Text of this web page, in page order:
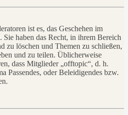
ist es, das Geschehen im
Sie haben das Recht, in ihrem Bereich
zu löschen und Themen zu schließen,
und zu teilen. Üblicherweise
dass Mitglieder „offtopic“, d. h.
Passendes, oder Beleidigendes bzw.